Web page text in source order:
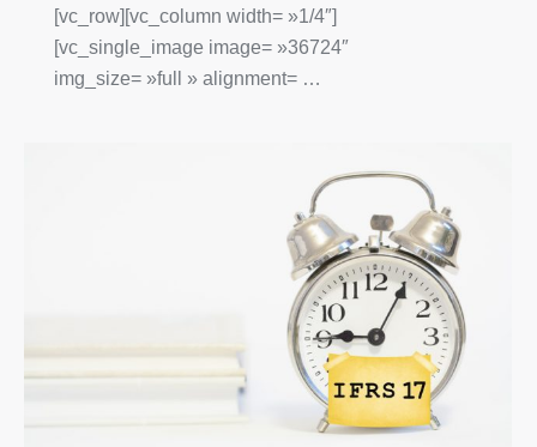
[vc_row][vc_column width= »1/4″]
[vc_single_image image= »36724″
img_size= »full » alignment= …